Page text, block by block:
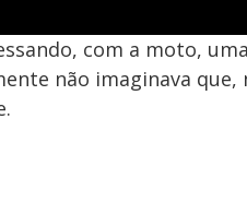
com a moto,
não imaginava